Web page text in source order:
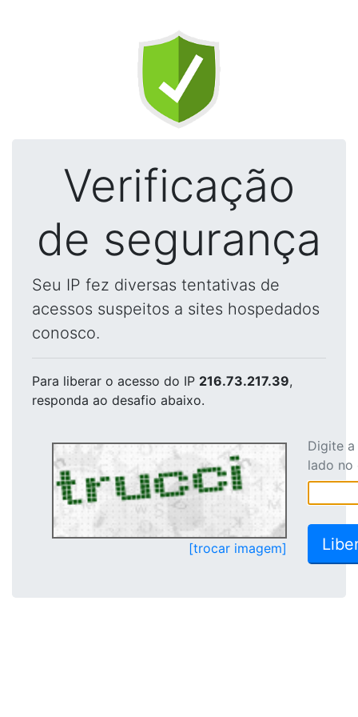
Verificação
de segurança
Seu IP fez diversas tentativas de
acessos suspeitos a sites hospedados
conosco.
Para liberar o acesso do IP 216.73.217.39,
responda ao desafio abaixo.
[trocar imagem]
Digite
lado no